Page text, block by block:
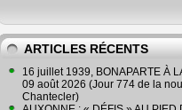
ARTICLES RÉCENTS
16 juillet 1939, BONAPARTE À
09 août 2026 (Jour 774 de la
Chantecler)